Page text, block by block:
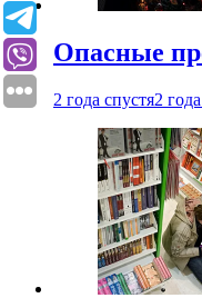
Опасные
2 года спустя2